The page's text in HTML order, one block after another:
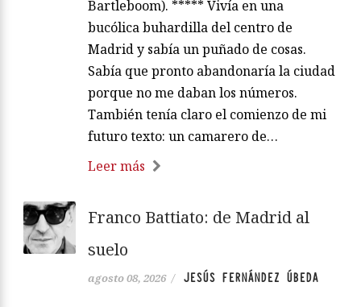
Bartleboom). ***** Vivía en una
bucólica buhardilla del centro de
Madrid y sabía un puñado de cosas.
Sabía que pronto abandonaría la ciudad
porque no me daban los números.
También tenía claro el comienzo de mi
futuro texto: un camarero de…
Leer más
Franco Battiato: de Madrid al
suelo
agosto 08, 2026 / JESÚS FERNÁNDEZ ÚBEDA